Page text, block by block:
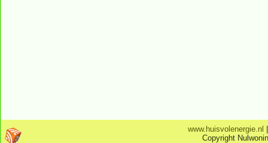
www.huisvolenergie.nl
Copyright